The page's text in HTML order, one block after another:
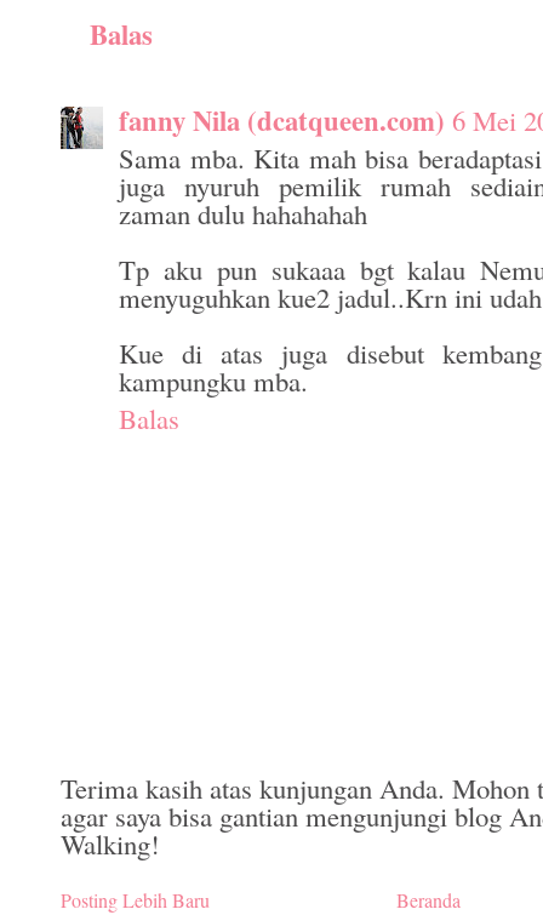
Balas
fanny Nila (dcatqueen.com) 6 Mei
Sama mba. Kita mah bisa
juga nyuruh pemilik rumah
zaman dulu hahahahah
Tp aku pun sukaaa bgt kalau
menyuguhkan kue2 jadul..Krn ini
Kue di atas juga disebut
kampungku mba.
Balas
Terima kasih atas kunjungan Anda. Mohon
agar saya bisa gantian mengunjungi blog
Walking!
Posting Lebih Baru Beranda